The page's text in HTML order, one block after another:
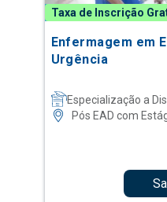
Taxa de Inscrição
Enfermagem em
Urgência
Especialização a
Pós EAD com